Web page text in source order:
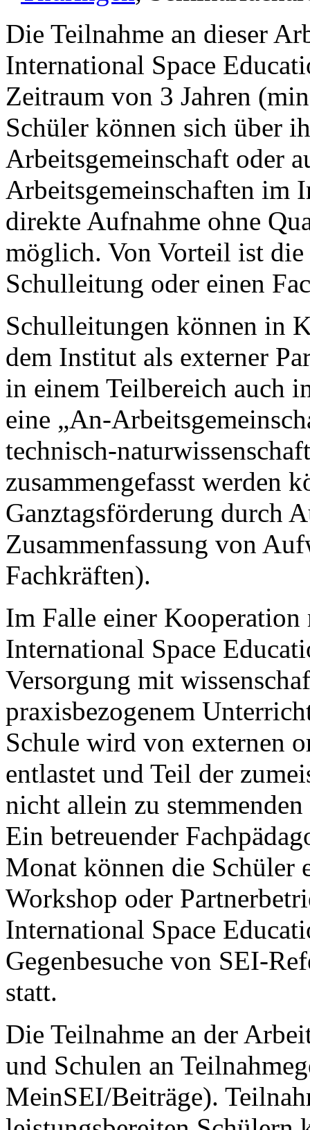
Die Teilnahme an dieser
International Space
Zeitraum von 3 Jahren
Schüler können sich über
Arbeitsgemeinschaft oder
Arbeitsgemeinschaften im
direkte Aufnahme ohne
möglich. Von Vorteil ist
Schulleitung oder einen
Schulleitungen können in
dem Institut als externer
in einem Teilbereich auch
eine „An-
technisch-
zusammengefasst werden
Ganztagsförderung durch
Zusammenfassung von
Fachkräften).
Im Falle einer
International Space
Versorgung mit
praxisbezogenem
Schule wird von externen
entlastet und Teil der
nicht allein zu
Ein betreuender
Monat können die Schüler
Workshop oder
International Space
Gegenbesuche von SEI-
statt.
Die Teilnahme an der
und Schulen an
MeinSEI/Beiträge).